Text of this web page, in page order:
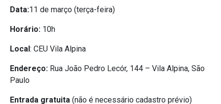
Data:11 de março (terça-feira)
Horário: 10h
Local: CEU Vila Alpina
Endereço: Rua João Pedro Lecór, 144 – Vila Alpina, São
Paulo
Entrada gratuita (não é necessário cadastro prévio)